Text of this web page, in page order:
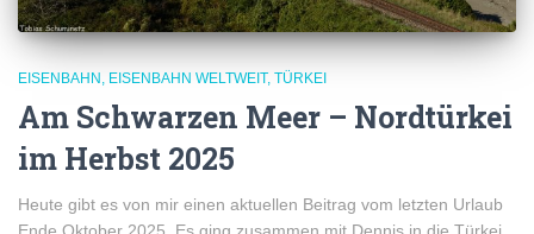
EISENBAHN EISENBAHN WELTWEIT TÜRKEI
Am Schwarzen Meer – Nordtürkei
im Herbst 2025
Heute gibt es von mir einen aktuellen Beitrag vom letzten Urlaub